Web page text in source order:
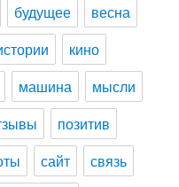
будущее
весна
кино
машина
мысли
позитив
сайт
связь